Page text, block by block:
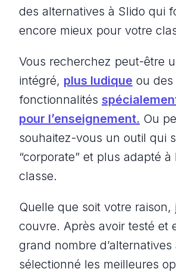
des alternatives à Slido qui
encore mieux pour votre
Vous recherchez peut-être
intégré, plus ludique ou des
fonctionnalités
pour l’enseignement. Ou
souhaitez-vous un outil qui
“corporate” et plus adapté à
classe.
Quelle que soit votre raison,
couvre. Après avoir testé et
grand nombre d’alternatives
sélectionné les meilleures